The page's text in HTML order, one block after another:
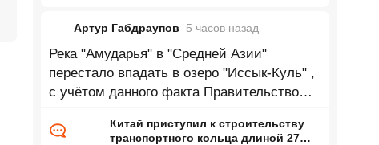
Артур Габдраупов 5 часов назад
Река "Амударья" в "Средней Азии"
перестало впадать в озеро "Иссык-Куль" ,
с учётом данного факта Правительство
Китай приступил к строительству
транспортного кольца длиной 27